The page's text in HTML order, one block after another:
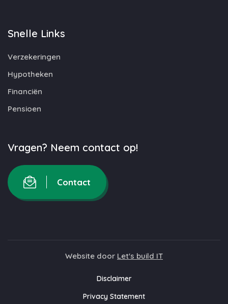
Snelle Links
Verzekeringen
Hypotheken
Financiën
Pensioen
Vragen? Neem contact op!
Contact
Website door Let's build IT
Disclaimer
Privacy Statement